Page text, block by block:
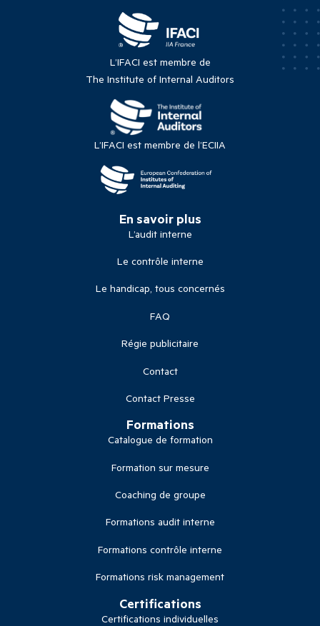
L’IFACI est membre de
The Institute of Internal Auditors
L’IFACI est membre de l’ECIIA
En savoir plus
L’audit interne
Le contrôle interne
Le handicap, tous concernés
FAQ
Régie publicitaire
Contact
Contact Presse
Formations
Catalogue de formation
Formation sur mesure
Coaching de groupe
Formations audit interne
Formations contrôle interne
Formations risk management
Certifications
Certifications individuelles